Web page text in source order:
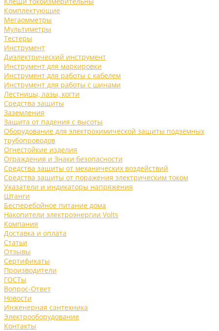
Комплектующие
Мегаомметры
Мультиметры
Тестеры
Инструмент
Диэлектрический инструмент
Инструмент для маркировки
Инструмент для работы с кабелем
Инструмент для работы с шинами
Лестницы, лазы, когти
Средства защиты
Заземления
Защита от падения с высоты
Оборудование для электрохимической защиты подземных
трубопроводов
Огнестойкие изделия
Ограждения и Знаки безопасности
Средства защиты от механических воздействий
Средства защиты от поражения электрическим током
Указатели и индикаторы напряжения
Штанги
Бесперебойное питание дома
Накопители электроэнергии Volts
Компания
Доставка и оплата
Статьи
Отзывы
Сертификаты
Производители
ГОСТы
Вопрос-Ответ
Новости
Инженерная сантехника
Электрооборудование
Контакты